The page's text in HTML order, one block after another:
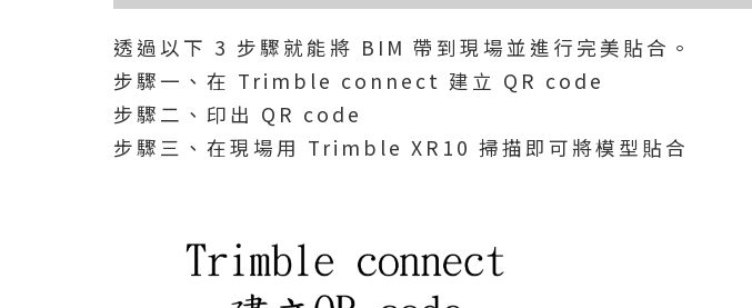
透過以下 3 步驟就能將 BIM 帶到現場並進行完美貼合。
步驟一、在 Trimble connect 建立 QR code
步驟二、印出 QR code
步驟三、在現場用 Trimble XR10 掃描即可將模型貼合